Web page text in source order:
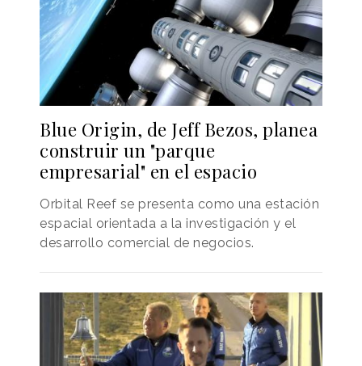
Blue Origin, de Jeff Bezos, planea
construir un "parque
empresarial" en el espacio
Orbital Reef se presenta como una estación
espacial orientada a la investigación y el
desarrollo comercial de negocios.